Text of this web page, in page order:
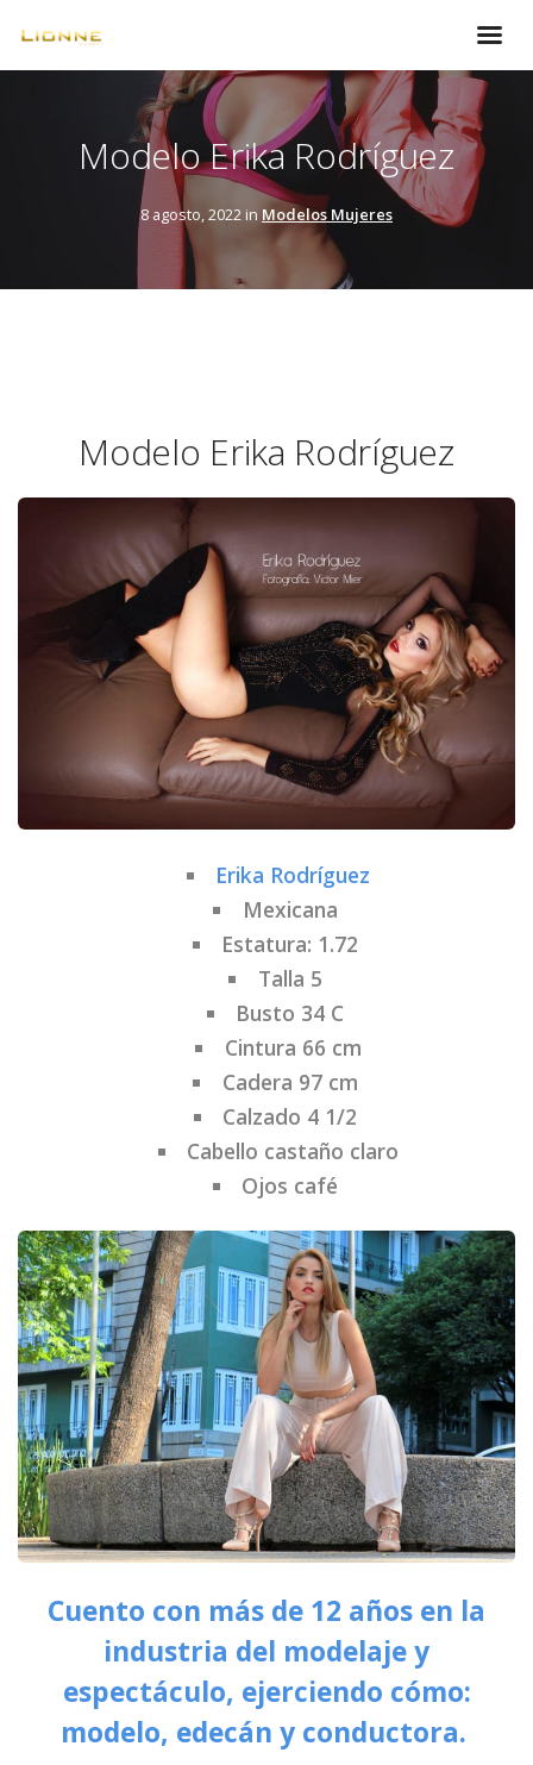
Modelo Erika Rodríguez
8 agosto, 2022 in Modelos Mujeres
Modelo Erika Rodríguez
Erika Rodríguez
Mexicana
Estatura: 1.72
Talla 5
Busto 34 C
Cintura 66 cm
Cadera 97 cm
Calzado 4 1/2
Cabello castaño claro
Ojos café
Cuento con más de 12 años en la
industria del modelaje y
espectáculo, ejerciendo cómo:
modelo, edecán y conductora.